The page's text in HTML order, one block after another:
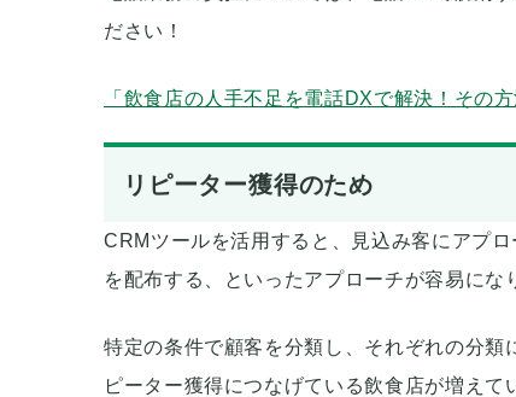
ださい！
「飲食店の人手不足を電話DXで解決！その方
リピーター獲得のため
CRMツールを活用すると、見込み客にアプ
を配布する、といったアプローチが容易にな
特定の条件で顧客を分類し、それぞれの分
ピーター獲得につなげている飲食店が増えて